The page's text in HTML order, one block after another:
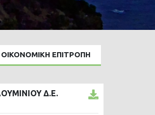
ΟΙΚΟΝΟΜΙΚΗ ΕΠΙΤΡΟΠΗ
Δ.Ε.